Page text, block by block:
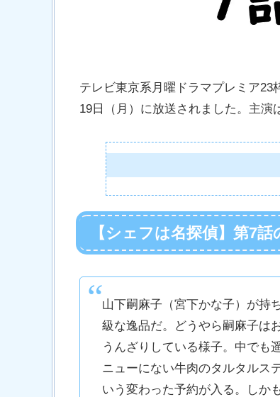
テレビ東京系月曜ドラマプレミア23
19日（月）に放送されました。主演
【シェフは名探偵】第7話
山下嗣麻子（宮下かな子）が持
級な逸品だ。どうやら嗣麻子は
うんざりしている様子。中でも
ニューにない牛肉のタルタルス
いう変わった予約が入る。しか